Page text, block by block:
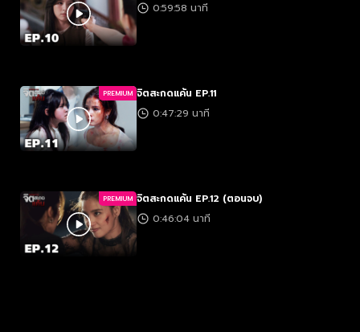
0:59:58 นาที
PREMIUM จิตสะกดแค้น EP.11
0:47:29 นาที
PREMIUM จิตสะกดแค้น EP.12 (ตอนจบ)
0:46:04 นาที